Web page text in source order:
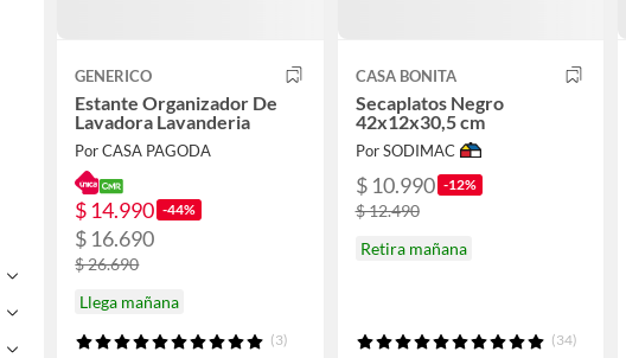
GENERICO
Estante Organizador De
Lavadora Lavanderia
Por CASA PAGODA
$ 14.990 -44%
$ 16.690
$ 26.690
Llega mañana
(3)
CASA BONITA
Secaplatos Negro
42x12x30,5 cm
Por SODIMAC
$ 10.990 -12%
$ 12.490
Retira mañana
(34)